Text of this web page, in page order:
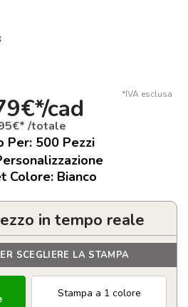
*IVA esclusa
cad
/totale
Per: 500 Pezzi
Colore: Bianco
in tempo reale
SCEGLIERE LA STAMPA
Stampa a 1 colore